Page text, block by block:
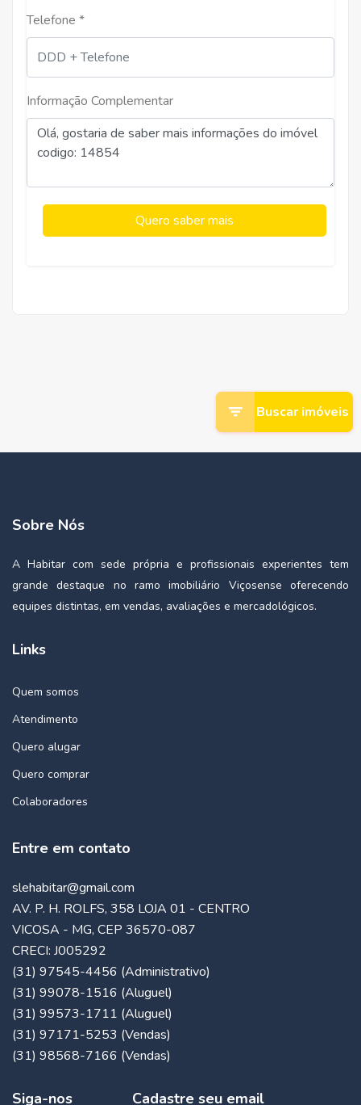
Telefone *
Informação Complementar
Quero saber mais
Buscar imóveis
Sobre Nós
A Habitar com sede própria e profissionais experientes tem
grande destaque no ramo imobiliário Viçosense oferecendo
equipes distintas, em vendas, avaliações e mercadológicos.
Links
Quem somos
Atendimento
Quero alugar
Quero comprar
Colaboradores
Entre em contato
slehabitar@gmail.com
AV. P. H. ROLFS, 358 LOJA 01 - CENTRO
VICOSA - MG, CEP 36570-087
CRECI: J005292
(31) 97545-4456 (Administrativo)
(31) 99078-1516 (Aluguel)
(31) 99573-1711 (Aluguel)
(31) 97171-5253 (Vendas)
(31) 98568-7166 (Vendas)
Siga-nos Cadastre seu email